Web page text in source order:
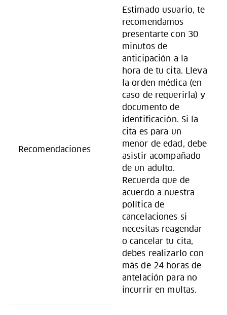
Recomendaciones
Estimado usuario, te
recomendamos
presentarte con 30
minutos de
anticipación a la
hora de tu cita. Lleva
la orden médica (en
caso de requerirla) y
documento de
identificación. Si la
cita es para un
menor de edad, debe
asistir acompañado
de un adulto.
Recuerda que de
acuerdo a nuestra
política de
cancelaciones si
necesitas reagendar
o cancelar tu cita,
debes realizarlo con
más de 24 horas de
antelación para no
incurrir en multas.